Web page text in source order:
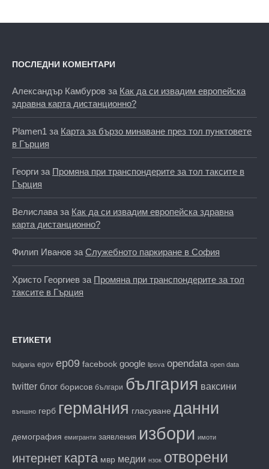
ПОСЛЕДНИ КОМЕНТАРИ
Александър Камбуров за Как да си извадим европейска
здравна карта дистанционно?
Plamen1 за Карта за бързо минаване през тол пунктовете
в Гърция
Георги за Промяна при транспондерите за тол таксите в
Гърция
Велислава за Как да си извадим европейска здравна
карта дистанционно?
Филип Иванов за Служебното паркиране в София
Христо Георгиев за Промяна при транспондерите за тол
таксите в Гърция
ЕТИКЕТИ
bulgaria egov ep09 facebook google lipsva opendata open data
twitter блог борисов българи българия ваксини
външно герб германия гласуване данни
демография емигранти заявления избори имоти
интернет карта мвр медии нзок отворени